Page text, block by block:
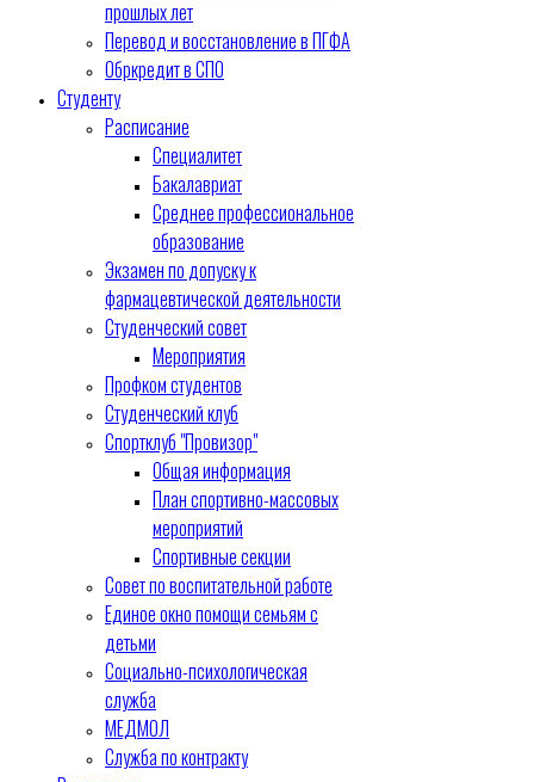
прошлых лет
Перевод и восстановление в ПГФА
Обркредит в СПО
Студенту
Расписание
Специалитет
Бакалавриат
Среднее профессиональное
образование
Экзамен по допуску к
фармацевтической деятельности
Студенческий совет
Мероприятия
Профком студентов
Студенческий клуб
Спортклуб "Провизор"
Общая информация
План спортивно-массовых
мероприятий
Спортивные секции
Совет по воспитательной работе
Единое окно помощи семьям с
детьми
Социально-психологическая
служба
МЕДМОЛ
Служба по контракту